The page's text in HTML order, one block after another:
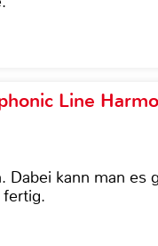
Line
kann man es
fertig.